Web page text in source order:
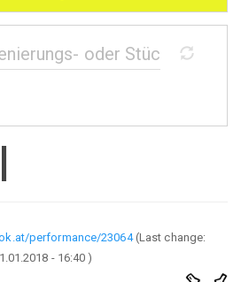
performance/23064(Last change:
- 16:40 )